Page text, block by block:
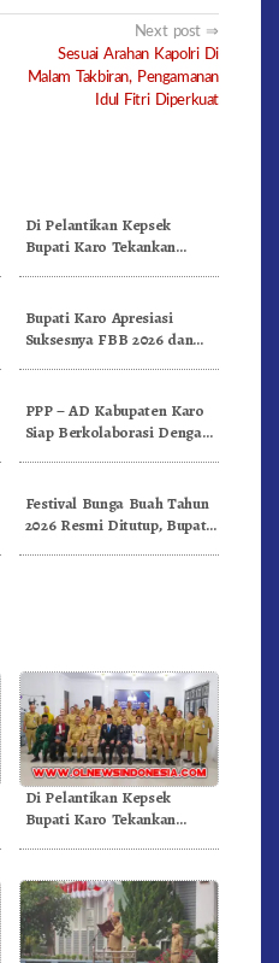
Next post
Sesuai Arahan Kapolri Di
Malam Takbiran, Pengamanan
Idul Fitri Diperkuat
Di Pelantikan Kepsek
Bupati Karo Tekankan
Bupati Karo Apresiasi
Suksesnya FBB 2026 dan
PPP – AD Kabupaten Karo
Siap Berkolaborasi Dengan
Festival Bunga Buah Tahun
2026 Resmi Ditutup, Bupati
Di Pelantikan Kepsek
Bupati Karo Tekankan